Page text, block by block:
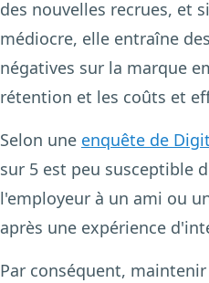
des nouvelles recrues, et
médiocre, elle entraîne
négatives sur la marque
rétention et les coûts et
Selon une enquête de
sur 5 est peu susceptible
l'employeur à un ami ou
après une expérience
Par conséquent,